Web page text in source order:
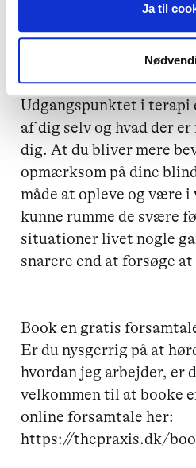
Ja til
I terapien møder jeg dig
Empatisk, respektfuldt
støtter dig i din proces
Udgangspunktet i terapi
af dig selv og hvad der
dig. At du bliver mere
opmærksom på dine
måde at opleve og være i
kunne rumme de svære
situationer livet nogle
snarere end at forsøge at
Book en gratis
Er du nysgerrig på at
hvordan jeg arbejder, er
velkommen til at booke
online forsamtale her:
https://thepraxis.dk/